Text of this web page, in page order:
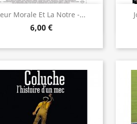
Morale Et La Notre -...
6,00 €
Aperçu rapide